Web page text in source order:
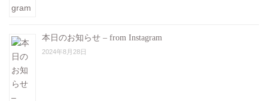
本日のお知らせ – from Instagram
2024年8月28日